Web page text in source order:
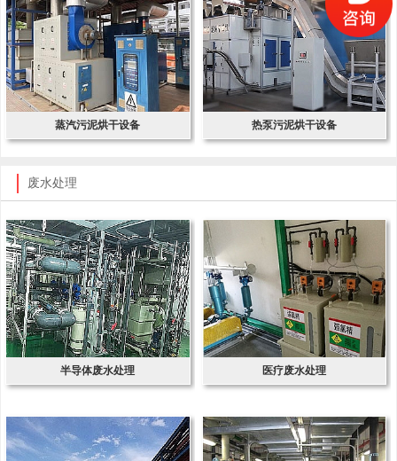
蒸汽污泥烘干设备 热泵污泥烘干设备
废水处理
半导体废水处理 医疗废水处理